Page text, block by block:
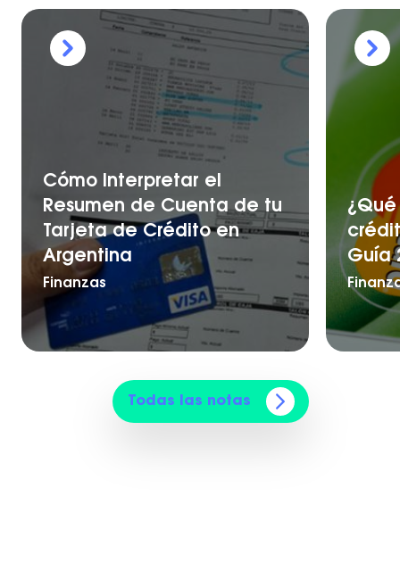
Cómo Interpretar el
Resumen de Cuenta de tu
Tarjeta de Crédito en
Argentina
Finanzas
Guía
Todas las notas